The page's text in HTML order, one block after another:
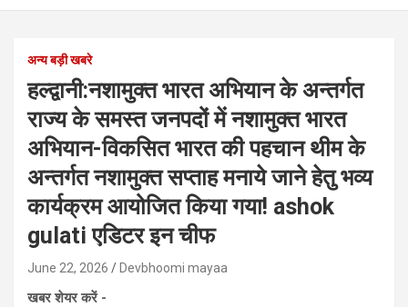
अन्य बड़ी खबरे
हल्द्वानी:नशामुक्त भारत अभियान के अन्तर्गत
राज्य के समस्त जनपदों में नशामुक्त भारत
अभियान-विकसित भारत की पहचान थीम के
अन्तर्गत नशामुक्त सप्ताह मनाये जाने हेतु भव्य
कार्यक्रम आयोजित किया गया! ashok
gulati एडिटर इन चीफ
June 22, 2026 Devbhoomi mayaa
खबर शेयर करें -